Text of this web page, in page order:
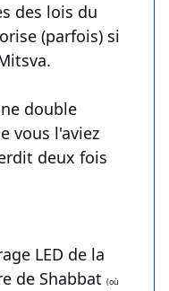
des lois du
(parfois) si
double
vous l'aviez
deux fois
LED de la
de Shabbat (où